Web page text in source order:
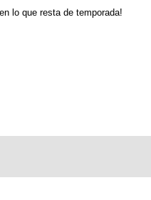
lo que resta de temporada!